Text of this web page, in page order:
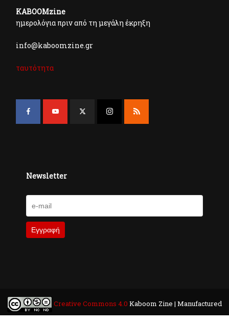
KABOOMzine
ημερολόγια πριν από τη μεγάλη έκρηξη
info@kaboomzine.gr
ταυτότητα
Newsletter
Creative Commons 4.0 Kaboom Zine | Manufactured
bySociality